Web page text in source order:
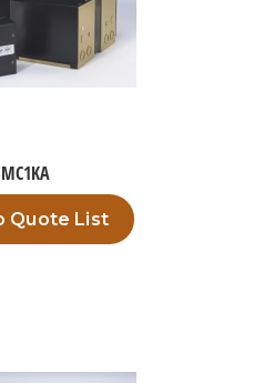
MC1KA
Quote List